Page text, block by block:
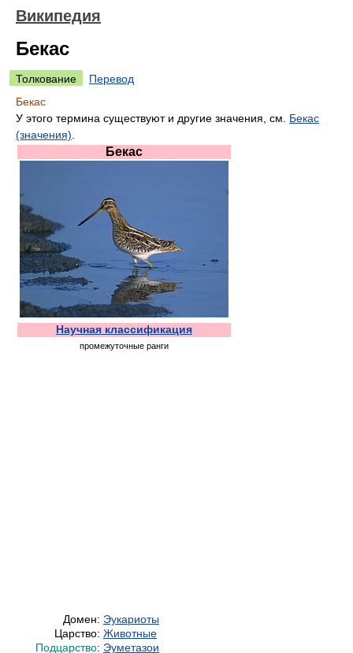
Википедия
Бекас
Толкование
Перевод
Бекас
У этого термина существуют и другие значения, см. Бекас
(значения)
Бекас
Научная классификация
промежуточные ранги
Домен: Эукариоты
Царство: Животные
Подцарство: Эуметазои